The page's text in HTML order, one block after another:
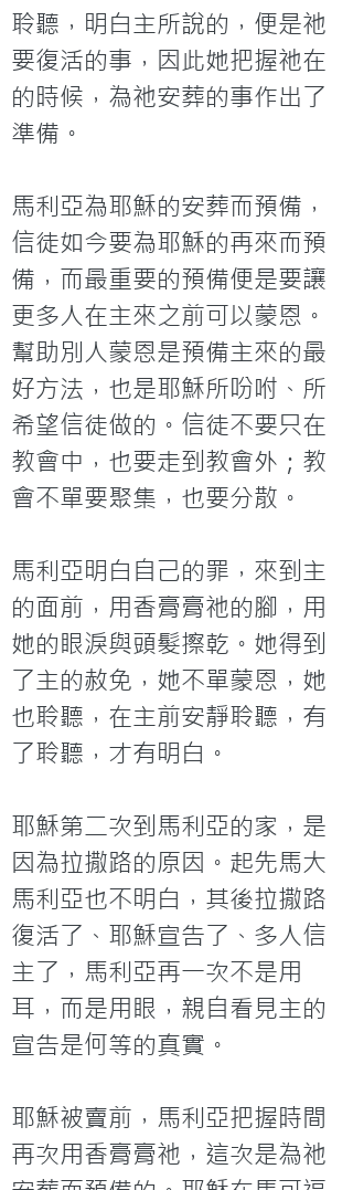
聆聽，明白主所說的，便是祂
要復活的事，因此她把握祂在
的時候，為祂安葬的事作出了
準備。
馬利亞為耶穌的安葬而預備，
信徒如今要為耶穌的再來而預
備，而最重要的預備便是要讓
更多人在主來之前可以蒙恩。
幫助別人蒙恩是預備主來的最
好方法，也是耶穌所吩咐、所
希望信徒做的。信徒不要只在
教會中，也要走到教會外；教
會不單要聚集，也要分散。
馬利亞明白自己的罪，來到主
的面前，用香膏膏祂的腳，用
她的眼淚與頭髮擦乾。她得到
了主的赦免，她不單蒙恩，她
也聆聽，在主前安靜聆聽，有
了聆聽，才有明白。
耶穌第二次到馬利亞的家，是
因為拉撒路的原因。起先馬大
馬利亞也不明白，其後拉撒路
復活了、耶穌宣告了、多人信
主了，馬利亞再一次不是用
耳，而是用眼，親自看見主的
宣告是何等的真實。
耶穌被賣前，馬利亞把握時間
再次用香膏膏祂，這次是為祂